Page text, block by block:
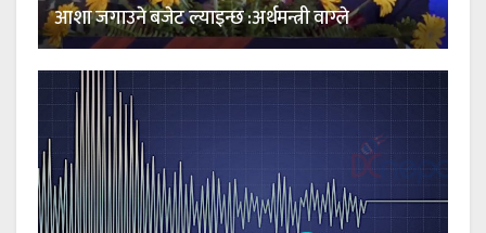
आशा जगाउने बजेट ल्याइन्छ :अर्थमन्त्री वाग्ले